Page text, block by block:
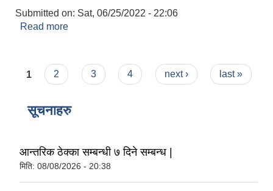
Submitted on: Sat, 06/25/2022 - 22:06
Read more
Pages
1 2 3 4 next › last »
सूचनाहरु
आन्तरिक ठेक्का सम्बन्धी ७ दिने सम्बन्ध |
मिति: 08/08/2026 - 20:38